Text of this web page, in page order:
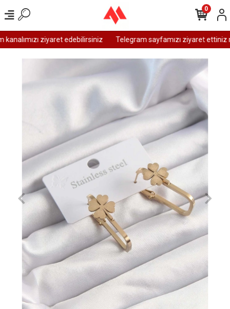
ziyaret edebilirsiniz Telegram sayfamızı ziyaret ettiniz
0